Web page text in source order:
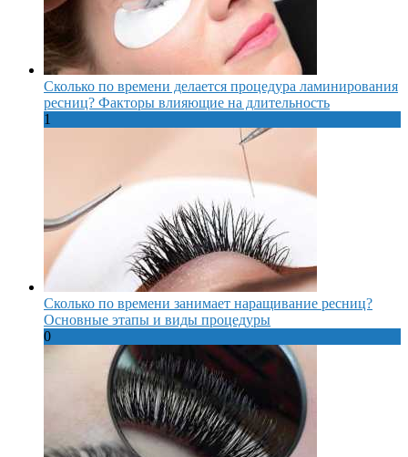
Сколько по времени делается процедура ламинирования
ресниц? Факторы влияющие на длительность
1
Сколько по времени занимает наращивание ресниц?
Основные этапы и виды процедуры
0